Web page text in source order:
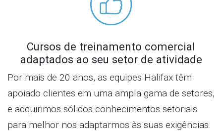
Cursos de treinamento comercial
adaptados ao seu setor de atividade
Por mais de 20 anos, as equipes Halifax têm
apoiado clientes em uma ampla gama de setores,
e adquirimos sólidos conhecimentos setoriais
para melhor nos adaptarmos às suas exigências.